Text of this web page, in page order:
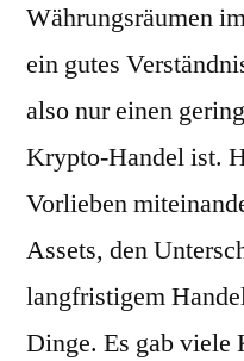
Währungsräumen
ein gutes
also nur einen
Krypto-Handel ist.
Vorlieben
Assets, den
langfristigem
Dinge. Es gab viele